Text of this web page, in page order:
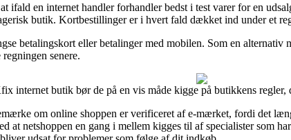
ifald en internet handler forhandler bedst i test varer for en
butik. Kortbestillinger er i hvert fald dækket ind under et
betalingskort eller betalinger med mobilen. Som en
senere.
internet butik bør de på en vis måde kigge på butikkens regler,
om online shoppen er verificeret af e-mærket, fordi det
at netshoppen en gang i mellem kigges til af specialister som